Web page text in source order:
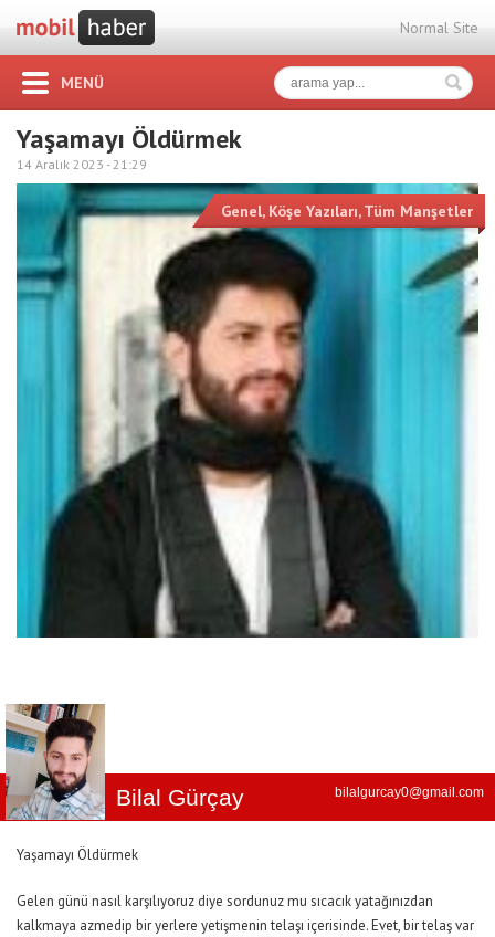
Normal Site
MENÜ
Yaşamayı Öldürmek
14 Aralık 2023 -21:29
Genel, Köşe Yazıları,Tüm Manşetler
Bilal Gürçay bilalgurcay0@gmail.com
Yaşamayı Öldürmek
Gelen günü nasıl karşılıyoruz diye sordunuz mu sıcacık yatağınızdan
kalkmaya azmedip bir yerlere yetişmenin telaşı içerisinde. Evet, bir telaş var